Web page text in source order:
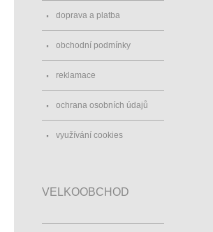
doprava a platba
obchodní podmínky
reklamace
ochrana osobních údajů
využívání cookies
VELKOOBCHOD